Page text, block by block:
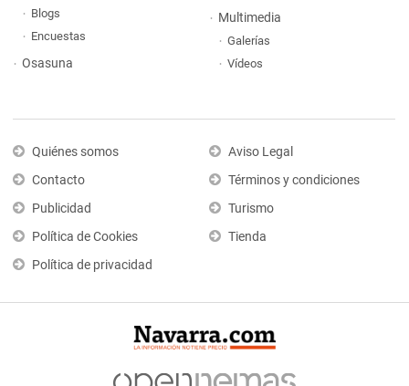
Blogs
Encuestas
Osasuna
Multimedia
Galerías
Vídeos
Quiénes somos
Contacto
Publicidad
Política de Cookies
Política de privacidad
Aviso Legal
Términos y condiciones
Turismo
Tienda